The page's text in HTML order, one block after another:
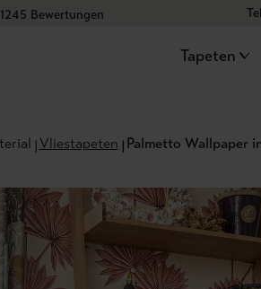
Bewertungen
Tapeten
Vliestapeten Palmetto Wallpaper